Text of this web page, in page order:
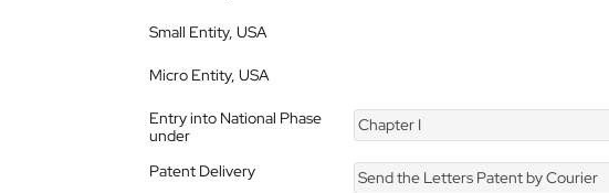
Small Entity, USA
Micro Entity, USA
Entry into National Phase
under
Chapter I
Patent Delivery Send the Letters Patent by Courier